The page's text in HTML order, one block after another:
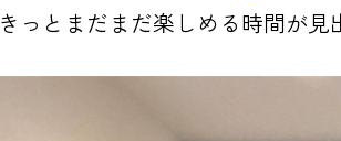
きっとまだまだ楽しめる時間が見